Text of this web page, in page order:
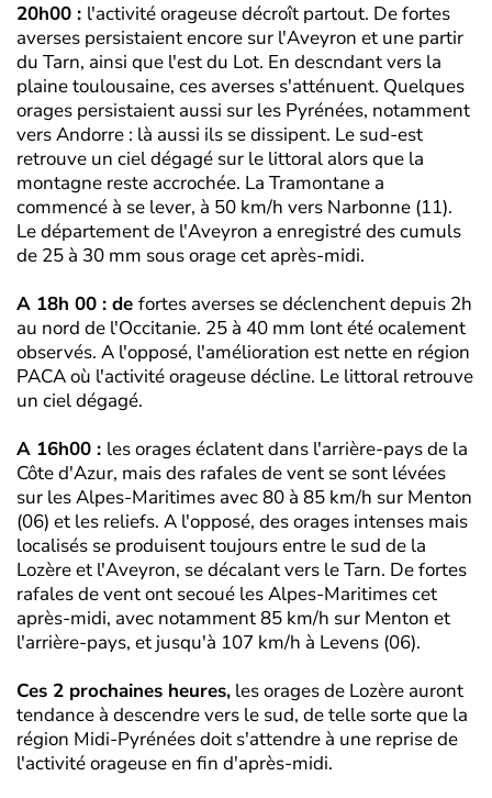
20h00 : l'activité orageuse décroît partout. De fortes
averses persistaient encore sur l'Aveyron et une partir
du Tarn, ainsi que l'est du Lot. En descndant vers la
plaine toulousaine, ces averses s'atténuent. Quelques
orages persistaient aussi sur les Pyrénées, notamment
vers Andorre : là aussi ils se dissipent. Le sud-est
retrouve un ciel dégagé sur le littoral alors que la
montagne reste accrochée. La Tramontane a
commencé à se lever, à 50 km/h vers Narbonne (11).
Le département de l'Aveyron a enregistré des cumuls
de 25 à 30 mm sous orage cet après-midi.
A 18h 00 : de fortes averses se déclenchent depuis 2h
au nord de l'Occitanie. 25 à 40 mm lont été ocalement
observés. A l'opposé, l'amélioration est nette en région
PACA où l'activité orageuse décline. Le littoral retrouve
un ciel dégagé.
A 16h00 : les orages éclatent dans l'arrière-pays de la
Côte d'Azur, mais des rafales de vent se sont lévées
sur les Alpes-Maritimes avec 80 à 85 km/h sur Menton
(06) et les reliefs. A l'opposé, des orages intenses mais
localisés se produisent toujours entre le sud de la
Lozère et l'Aveyron, se décalant vers le Tarn. De fortes
rafales de vent ont secoué les Alpes-Maritimes cet
après-midi, avec notamment 85 km/h sur Menton et
l'arrière-pays, et jusqu'à 107 km/h à Levens (06).
Ces 2 prochaines heures, les orages de Lozère auront
tendance à descendre vers le sud, de telle sorte que la
région Midi-Pyrénées doit s'attendre à une reprise de
l'activité orageuse en fin d'après-midi.